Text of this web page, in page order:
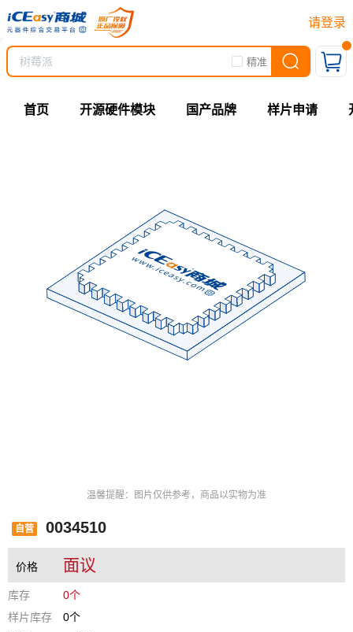
请登录
精准
首页 开源硬件模块 国产品牌 样片申请
温馨提醒：图片仅供参考，商品以实物为准
自营 0034510
价格 面议
库存
0个
样片库存
0个